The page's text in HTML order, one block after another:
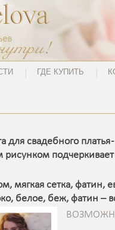
ГДЕ КУПИТЬ
свадебного
подчеркивает
мягкая сетка, фатин,
белое, беж, фатин –